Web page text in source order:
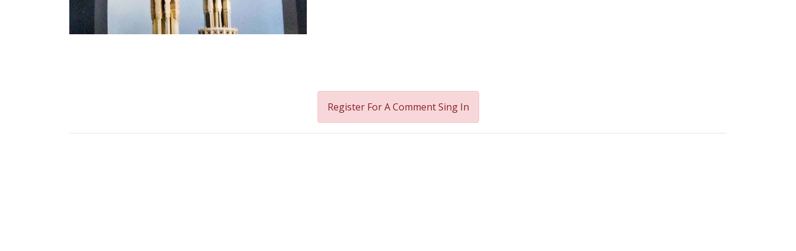
Register For A CommentSing In